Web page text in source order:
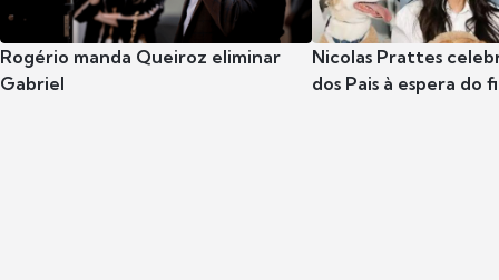
Rogério manda Queiroz eliminar
Gabriel
Nicolas Prattes
dos Pais à espera do